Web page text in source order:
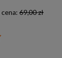
69,00 zł